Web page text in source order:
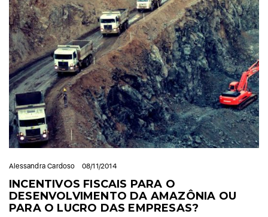
Alessandra Cardoso 08/11/2014
INCENTIVOS FISCAIS PARA O
DESENVOLVIMENTO DA AMAZÔNIA OU
PARA O LUCRO DAS EMPRESAS?